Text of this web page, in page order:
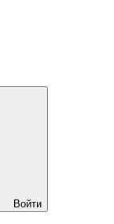
Войти